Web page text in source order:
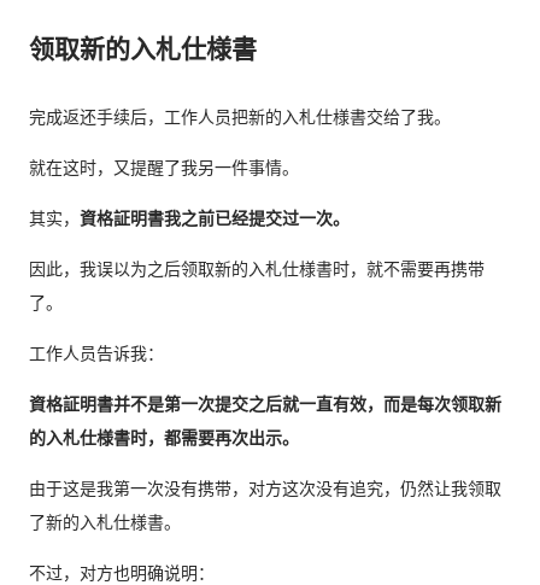
领取新的入札仕様書
完成返还手续后，工作人员把新的入札仕様書交给了我。
就在这时，又提醒了我另一件事情。
其实， 資格証明書我之前已经提交过一次。
因此，我误以为之后领取新的入札仕様書时，就不需要再携带
了。
工作人员告诉我：
資格証明書并不是第一次提交之后就一直有效，而是每次领取新
的入札仕様書时，都需要再次出示。
由于这是我第一次没有携带，对方这次没有追究，仍然让我领取
了新的入札仕様書。
不过，对方也明确说明：